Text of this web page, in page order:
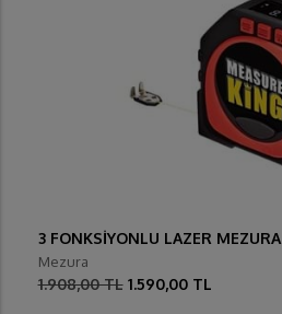
3 FONKSİYONLU LAZER MEZURA
Mezura
1.908,00 TL 1.590,00 TL